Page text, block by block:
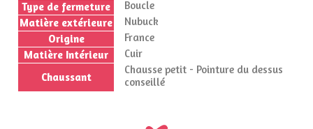
Type de fermeture
Boucle
Matière extérieure
Nubuck
Origine
France
Matière Intérieur
Cuir
Chaussant
Chausse petit - Pointure du dessus
conseillé